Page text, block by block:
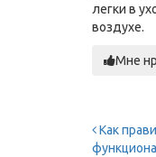
легки в
воздухе.
Мне
Как